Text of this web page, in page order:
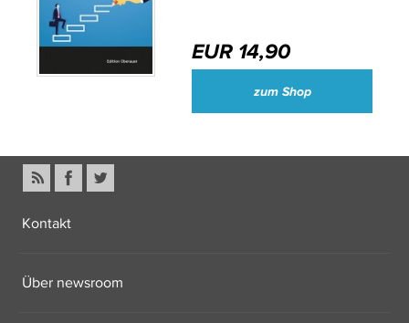
EUR 14,90
zum Shop
Kontakt
Über newsroom